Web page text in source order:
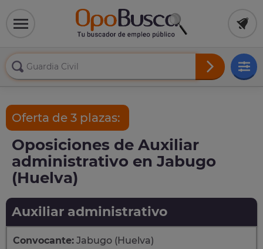
Oferta de 3 plazas:
Oposiciones de Auxiliar
administrativo en Jabugo
(Huelva)
Auxiliar administrativo
Convocante: Jabugo (Huelva)